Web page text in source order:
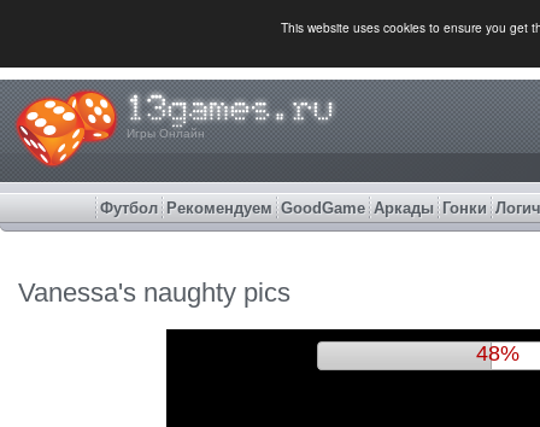
This website uses cookies to ensure you get
Игры Онлайн
Футбол Рекомендуем GoodGame Аркады Гонки
Vanessa's naughty pics
51%